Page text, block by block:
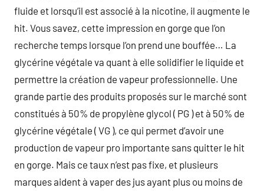
fluide et lorsqu’il est associé à la nicotine, il augmente le
hit. Vous savez, cette impression en gorge que l’on
recherche temps lorsque l’on prend une bouffée… La
glycérine végétale va quant à elle solidifier le liquide et
permettre la création de vapeur professionnelle. Une
grande partie des produits proposés sur le marché sont
constitués à 50% de propylène glycol ( PG ) et à 50% de
glycérine végétale ( VG ), ce qui permet d’avoir une
production de vapeur pro importante sans quitter le hit
en gorge. Mais ce taux n’est pas fixe, et plusieurs
marques aident à vaper des jus ayant plus ou moins de